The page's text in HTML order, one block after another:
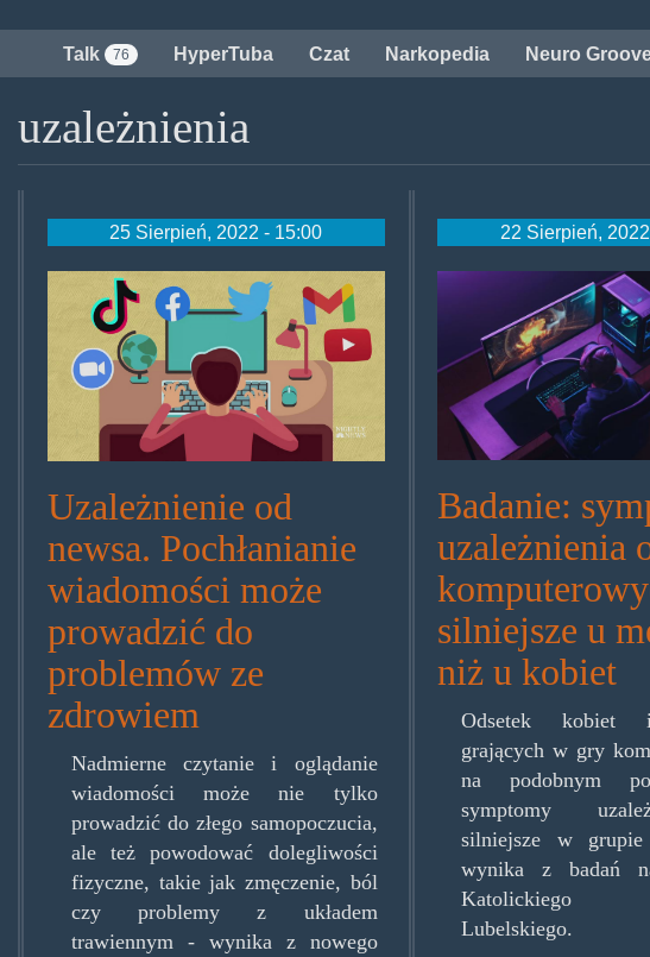
treści
Talk 76 HyperTuba Czat Narkopedia Neuro
uzależnienia
25 Sierpień, 2022 - 15:00
Uzależnienie od
newsa. Pochłanianie
wiadomości może
prowadzić do
problemów ze
zdrowiem
Nadmierne czytanie i oglądanie
wiadomości może nie tylko
prowadzić do złego samopoczucia,
ale też powodować dolegliwości
fizyczne, takie jak zmęczenie, ból
czy problemy z układem
trawiennym - wynika z nowego
22 Sierpień,
Badanie:
uzależnienia
silniejsze u
niż u kobiet
Odsetek kobiet
grających w gry
na podobnym
symptomy
silniejsze w
wynika z badań
Katolickiego
Lubelskiego.